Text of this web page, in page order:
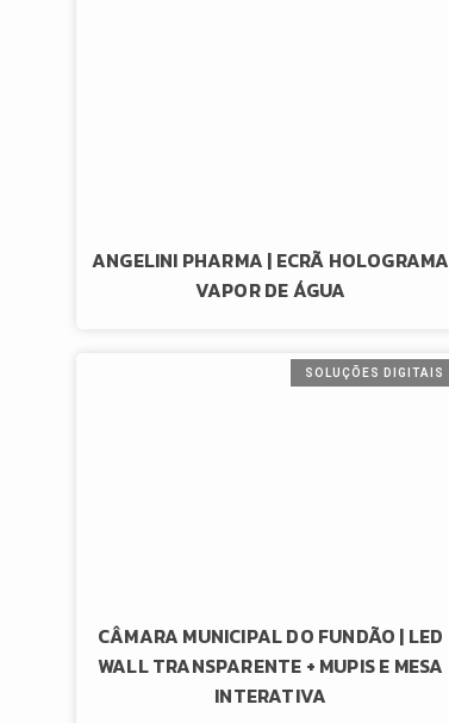
ANGELINI PHARMA | ECRÃ HOLOGRAMA
VAPOR DE ÁGUA
SOLUÇÕES DIGITAIS
CÂMARA MUNICIPAL DO FUNDÃO | LED
WALL TRANSPARENTE + MUPIS E MESA
INTERATIVA